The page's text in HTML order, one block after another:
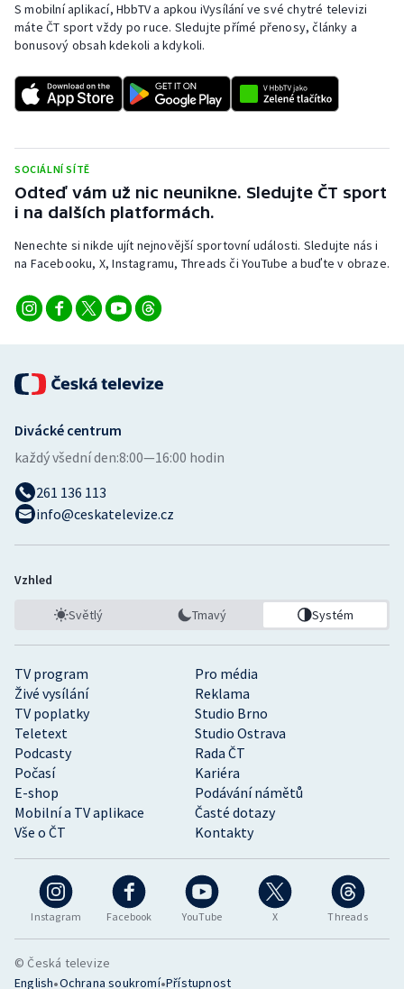
S mobilní aplikací, HbbTV a apkou iVysílání ve své chytré televizi
máte ČT sport vždy po ruce. Sledujte přímé přenosy, články a
bonusový obsah kdekoli a kdykoli.
SOCIÁLNÍ SÍTĚ
Odteď vám už nic neunikne. Sledujte ČT sport
i na dalších platformách.
Nenechte si nikde ujít nejnovější sportovní události. Sledujte nás i
na Facebooku, X, Instagramu, Threads či YouTube a buďte v obraze.
Instagram Facebook YouTube X Threads
TV program
Pro média
Živé vysílání
Reklama
TV poplatky
Studio Brno
Teletext
Studio Ostrava
Podcasty
Rada ČT
Počasí
Kariéra
E-shop
Podávání námětů
Mobilní a TV aplikace
Časté dotazy
Vše o ČT
Kontakty
Divácké centrum
každý všední den:8:00—16:00 hodin
261 136 113
info@ceskatelevize.cz
Vzhled
Světlý Tmavý Systém
© Česká televize
English•Ochrana soukromí•Přístupnost